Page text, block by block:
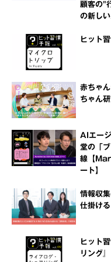
顧客の"
の新し
ヒット
赤ちゃ
ちゃん
AIエー
堂の「
線【
ート】
情報収
仕掛け
ヒット
リング』